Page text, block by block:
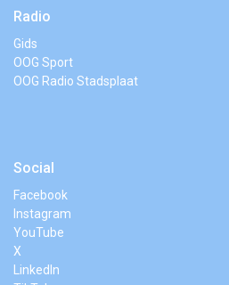
Radio
Gids
OOG Sport
OOG Radio Stadsplaat
Social
Facebook
Instagram
YouTube
X
LinkedIn